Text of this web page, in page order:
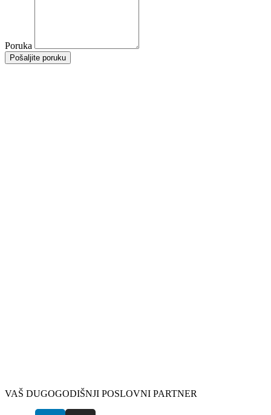
Poruka
Pošaljite poruku
VAŠ DUGOGODIŠNJI POSLOVNI PARTNER